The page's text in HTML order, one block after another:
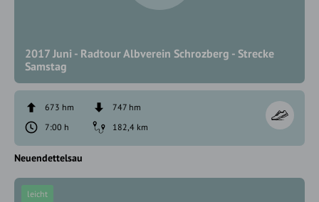
2017 Juni - Radtour Albverein Schrozberg - Strecke
Samstag
673 hm
747 hm
7:00 h
182,4 km
Neuendettelsau
leicht